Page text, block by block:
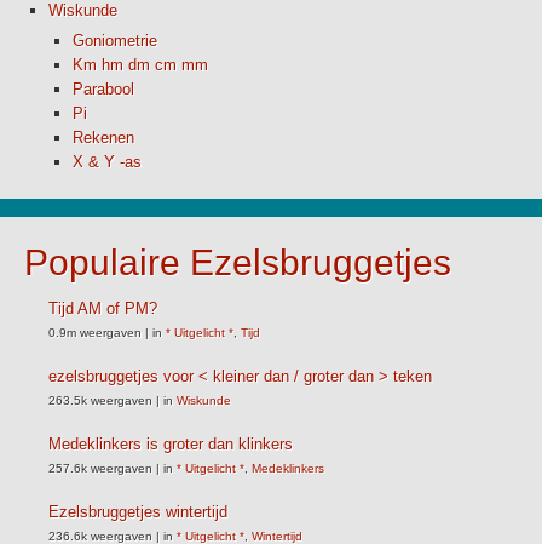
Wiskunde
Goniometrie
Km hm dm cm mm
Parabool
Pi
Rekenen
X & Y -as
Populaire Ezelsbruggetjes
Tijd AM of PM?
0.9m weergaven | in * Uitgelicht * Tijd
ezelsbruggetjes voor < kleiner dan / groter dan > teken
263.5k weergaven | in Wiskunde
Medeklinkers is groter dan klinkers
257.6k weergaven | in * Uitgelicht * Medeklinkers
Ezelsbruggetjes wintertijd
236.6k weergaven | in * Uitgelicht * Wintertijd